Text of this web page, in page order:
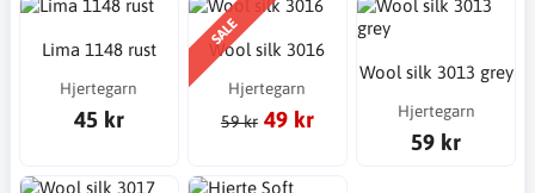
Lima 1148 rust
Hjertegarn
45 kr
SALE
Wool silk 3016
Hjertegarn
59 kr 49 kr
Wool silk 3013 grey
Hjertegarn
59 kr